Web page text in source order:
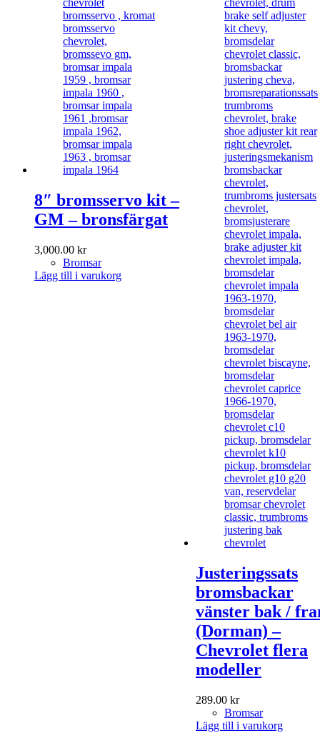
8″ bromsservo kit –
GM – bronsfärgat
3,000.00 kr
Bromsar
Lägg till i varukorg
Justeringssats
bromsbackar
vänster bak /
(Dorman) –
Chevrolet flera
modeller
289.00 kr
Bromsar
Lägg till i varukorg